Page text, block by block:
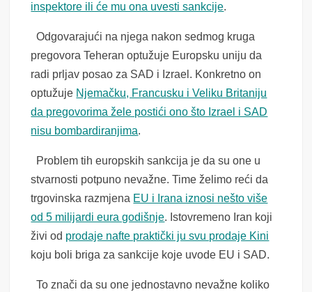
inspektore ili će mu ona uvesti sankcije.
Odgovarajući na njega nakon sedmog kruga
pregovora Teheran optužuje Europsku uniju da
radi prljav posao za SAD i Izrael. Konkretno on
optužuje Njemačku, Francusku i Veliku Britaniju
da pregovorima žele postići ono što Izrael i SAD
nisu bombardiranjima.
Problem tih europskih sankcija je da su one u
stvarnosti potpuno nevažne. Time želimo reći da
trgovinska razmjena EU i Irana iznosi nešto više
od 5 milijardi eura godišnje. Istovremeno Iran koji
živi od prodaje nafte praktički ju svu prodaje Kini
koju boli briga za sankcije koje uvode EU i SAD.
To znači da su one jednostavno nevažne koliko